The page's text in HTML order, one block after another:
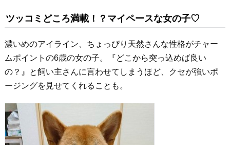
ツッコミどころ満載！？マイペースな女の子♡
濃いめのアイライン、ちょっぴり天然さんな性格がチャー
ムポイントの6歳の女の子。『どこから突っ込めば良い
の？』と飼い主さんに言わせてしまうほど、クセが強いポ
ージングを見せてくれることも。